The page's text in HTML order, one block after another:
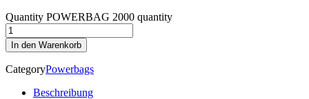
Quantity POWERBAG 2000 quantity
In den Warenkorb
CategoryPowerbags
Beschreibung